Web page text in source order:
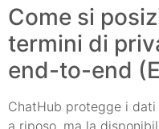
Come si
termini di
end-to-end
ChatHub protegge i